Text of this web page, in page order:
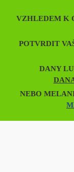
VZHLEDEM K
POTVRDIT
DANY
NEBO